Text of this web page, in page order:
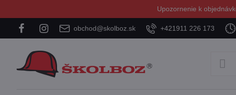
Upozornenie k
obchod@skolboz.sk +421911 226 173